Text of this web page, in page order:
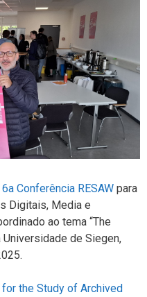
6a Conferência RESAW para
Digitais, Media e
ao tema “The
Universidade de Siegen,
the Study of Archived